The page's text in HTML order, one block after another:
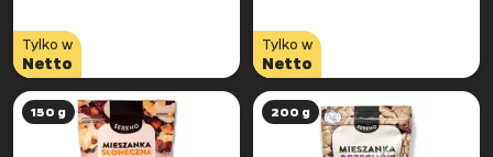
Tylko w
Netto
Tylko w
Netto
150 g 200 g